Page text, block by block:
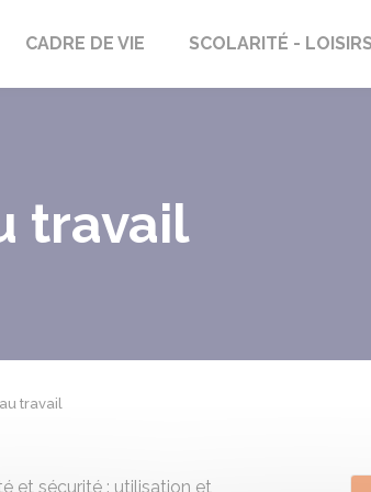
CADRE DE VIE SCOLARITÉ -
travail
travail
et sécurité : utilisation et